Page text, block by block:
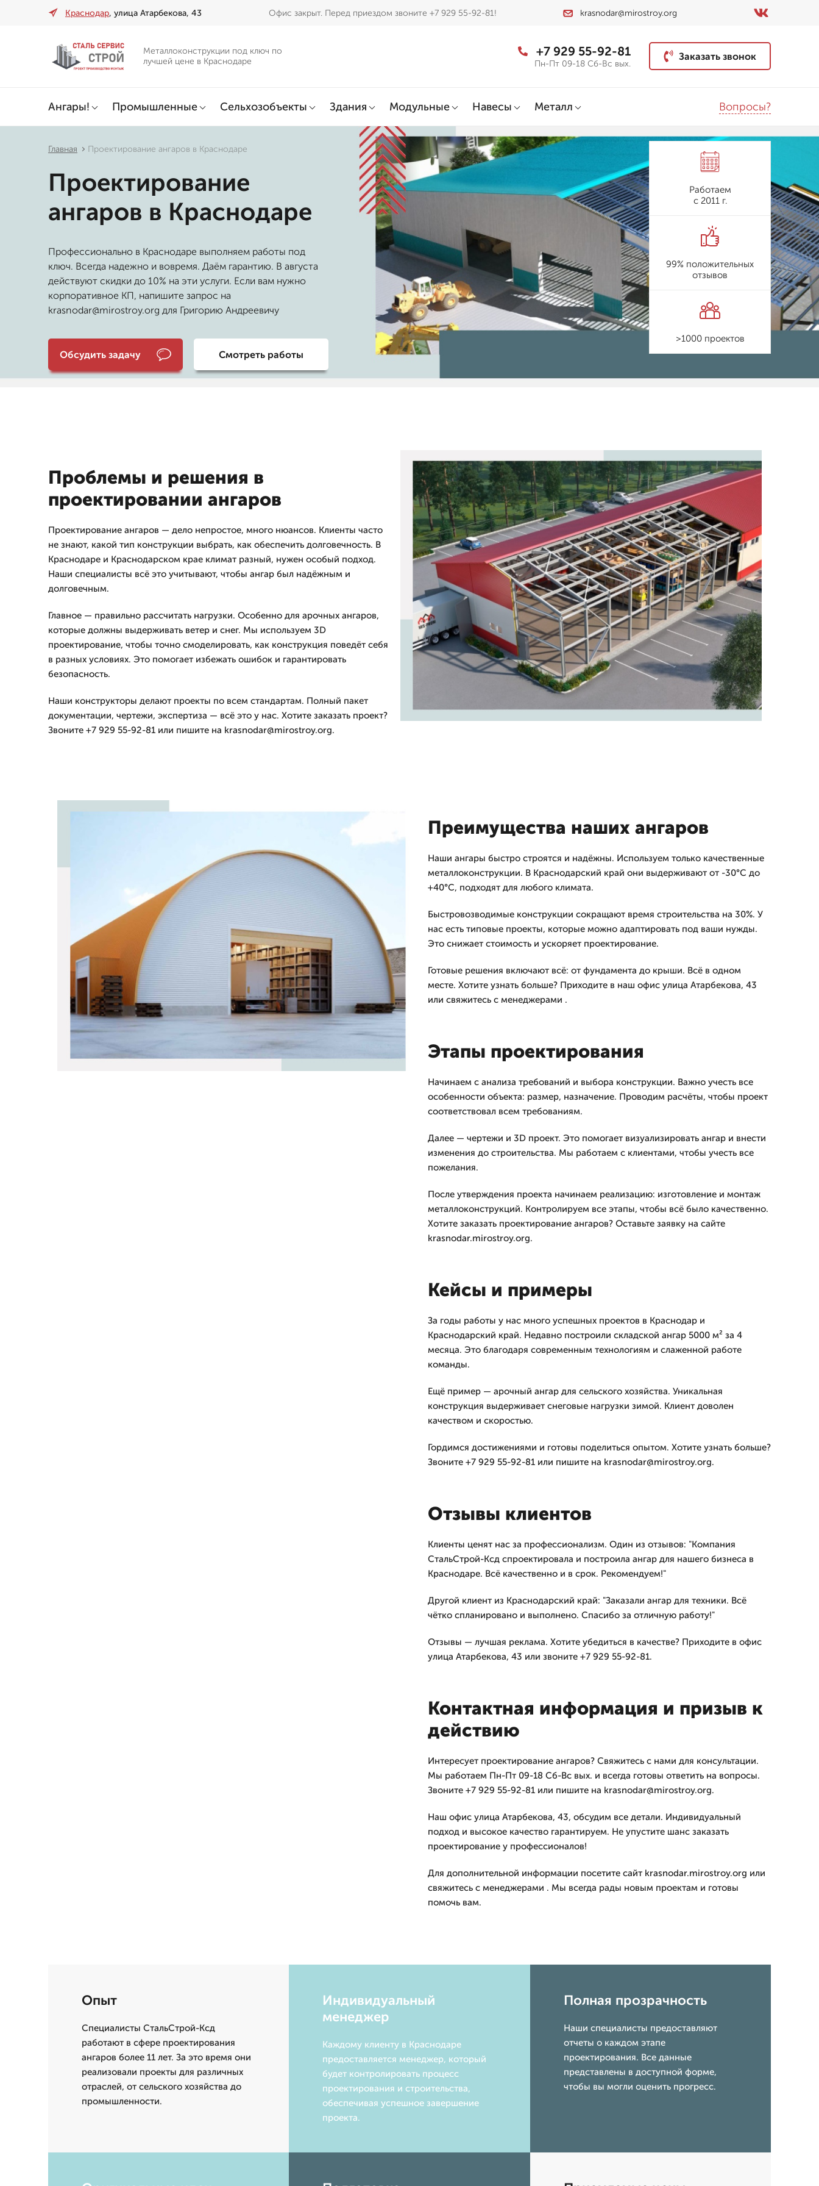
Краснодар, улица Атарбекова, 43 Офис закрыт. Перед приездом звоните +7 929 55-92-81! krasnodar@mirostroy.org
Металлоконструкции под ключ по
лучшей цене в Краснодаре
+7 929 55-92-81
Пн-Пт 09-18 Сб-Вс вых.
Заказать звонок
Ангары! Промышленные Сельхозобъекты Здания Модульные Навесы Металл Вопросы?
Главная Проектирование ангаров в Краснодаре
Проектирование
ангаров в Краснодаре
Профессионально в Краснодаре выполняем работы под
ключ. Всегда надежно и вовремя. Даём гарантию. В августа
действуют скидки до 10% на эти услуги. Если вам нужно
корпоративное КП, напишите запрос на
krasnodar@mirostroy.org для Григорию Андреевичу
Обсудить задачу Смотреть работы
Работаем
с 2011 г.
99% положительных
отзывов
>1000 проектов
Проблемы и решения в
проектировании ангаров
Проектирование ангаров — дело непростое, много нюансов. Клиенты часто
не знают, какой тип конструкции выбрать, как обеспечить долговечность. В
Краснодаре и Краснодарском крае климат разный, нужен особый подход.
Наши специалисты всё это учитывают, чтобы ангар был надёжным и
долговечным.
Главное — правильно рассчитать нагрузки. Особенно для арочных ангаров,
которые должны выдерживать ветер и снег. Мы используем 3D
проектирование, чтобы точно смоделировать, как конструкция поведёт себя
в разных условиях. Это помогает избежать ошибок и гарантировать
безопасность.
Наши конструкторы делают проекты по всем стандартам. Полный пакет
документации, чертежи, экспертиза — всё это у нас. Хотите заказать проект?
Звоните +7 929 55-92-81 или пишите на krasnodar@mirostroy.org.
Преимущества наших ангаров
Наши ангары быстро строятся и надёжны. Используем только качественные
металлоконструкции. В Краснодарский край они выдерживают от -30°C до
+40°C, подходят для любого климата.
Быстровозводимые конструкции сокращают время строительства на 30%. У
нас есть типовые проекты, которые можно адаптировать под ваши нужды.
Это снижает стоимость и ускоряет проектирование.
Готовые решения включают всё: от фундамента до крыши. Всё в одном
месте. Хотите узнать больше? Приходите в наш офис улица Атарбекова, 43
или свяжитесь с менеджерами .
Этапы проектирования
Начинаем с анализа требований и выбора конструкции. Важно учесть все
особенности объекта: размер, назначение. Проводим расчёты, чтобы проект
соответствовал всем требованиям.
Далее — чертежи и 3D проект. Это помогает визуализировать ангар и внести
изменения до строительства. Мы работаем с клиентами, чтобы учесть все
пожелания.
После утверждения проекта начинаем реализацию: изготовление и монтаж
металлоконструкций. Контролируем все этапы, чтобы всё было качественно.
Хотите заказать проектирование ангаров? Оставьте заявку на сайте
krasnodar.mirostroy.org.
Кейсы и примеры
За годы работы у нас много успешных проектов в Краснодар и
Краснодарский край. Недавно построили складской ангар 5000 м² за 4
месяца. Это благодаря современным технологиям и слаженной работе
команды.
Ещё пример — арочный ангар для сельского хозяйства. Уникальная
конструкция выдерживает снеговые нагрузки зимой. Клиент доволен
качеством и скоростью.
Гордимся достижениями и готовы поделиться опытом. Хотите узнать больше?
Звоните +7 929 55-92-81 или пишите на krasnodar@mirostroy.org.
Отзывы клиентов
Клиенты ценят нас за профессионализм. Один из отзывов: "Компания
СтальСтрой-Ксд спроектировала и построила ангар для нашего бизнеса в
Краснодаре. Всё качественно и в срок. Рекомендуем!"
Другой клиент из Краснодарский край: "Заказали ангар для техники. Всё
чётко спланировано и выполнено. Спасибо за отличную работу!"
Отзывы — лучшая реклама. Хотите убедиться в качестве? Приходите в офис
улица Атарбекова, 43 или звоните +7 929 55-92-81.
Контактная информация и призыв к
действию
Интересует проектирование ангаров? Свяжитесь с нами для консультации.
Мы работаем Пн-Пт 09-18 Сб-Вс вых. и всегда готовы ответить на вопросы.
Звоните +7 929 55-92-81 или пишите на krasnodar@mirostroy.org.
Наш офис улица Атарбекова, 43, обсудим все детали. Индивидуальный
подход и высокое качество гарантируем. Не упустите шанс заказать
проектирование у профессионалов!
Для дополнительной информации посетите сайт krasnodar.mirostroy.org или
свяжитесь с менеджерами . Мы всегда рады новым проектам и готовы
помочь вам.
Опыт
Специалисты СтальСтрой-Ксд
работают в сфере проектирования
ангаров более 11 лет. За это время они
реализовали проекты для различных
отраслей, от сельского хозяйства до
промышленности.
Индивидуальный
менеджер
Каждому клиенту в Краснодаре
предоставляется менеджер, который
будет контролировать процесс
проектирования и строительства,
обеспечивая успешное завершение
проекта.
Полная прозрачность
Наши специалисты предоставляют
отчеты о каждом этапе
проектирования. Все данные
представлены в доступной форме,
чтобы вы могли оценить прогресс.